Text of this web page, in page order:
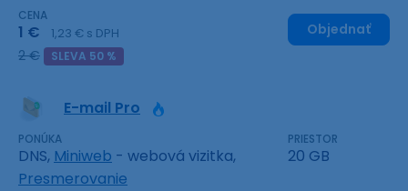
CENA
1 € 1,23 € s DPH
2 € SLEVA 50 %
Objednať
E-mail Pro
PONÚKA
DNS, Miniweb - webová vizitka,
Presmerovanie
PRIESTOR
20 GB